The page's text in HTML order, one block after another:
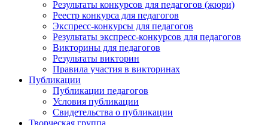
Результаты конкурсов для педагогов (жюри)
Реестр конкурса для педагогов
Экспресс-конкурсы для педагогов
Результаты экспресс-конкурсов для педагогов
Викторины для педагогов
Результаты викторин
Правила участия в викторинах
Публикации
Публикации педагогов
Условия публикации
Свидетельства о публикации
Творческая группа